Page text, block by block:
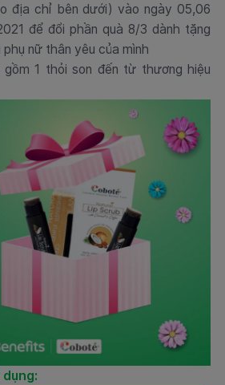
địa chỉ bên dưới) vào ngày 05,06
để đổi phần quà 8/3 dành tặng
nữ thân yêu của mình
gồm 1 thỏi son đến từ thương hiệu